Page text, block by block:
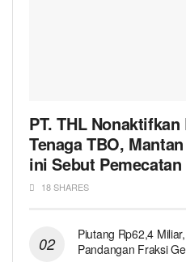
PT. THL Nonaktifkan
Tenaga TBO,
ini Sebut
18 SHARES
Piutang Rp62,4
Pandangan Fraksi